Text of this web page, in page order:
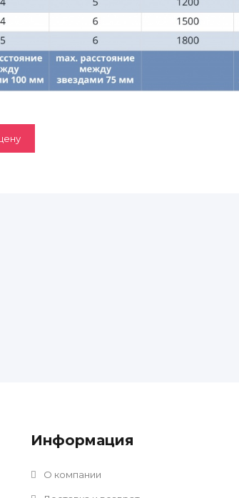
Информация
О компании